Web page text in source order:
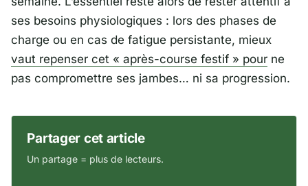
ses besoins physiologiques : lors des phases de
charge ou en cas de fatigue persistante, mieux
vaut repenser cet « après-course festif » pour ne
pas compromettre ses jambes… ni sa progression.
Partager cet article
Un partage = plus de lecteurs.